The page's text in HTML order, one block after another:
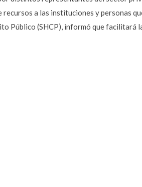
a las instituciones y personas
Público (SHCP), informó que facilitará